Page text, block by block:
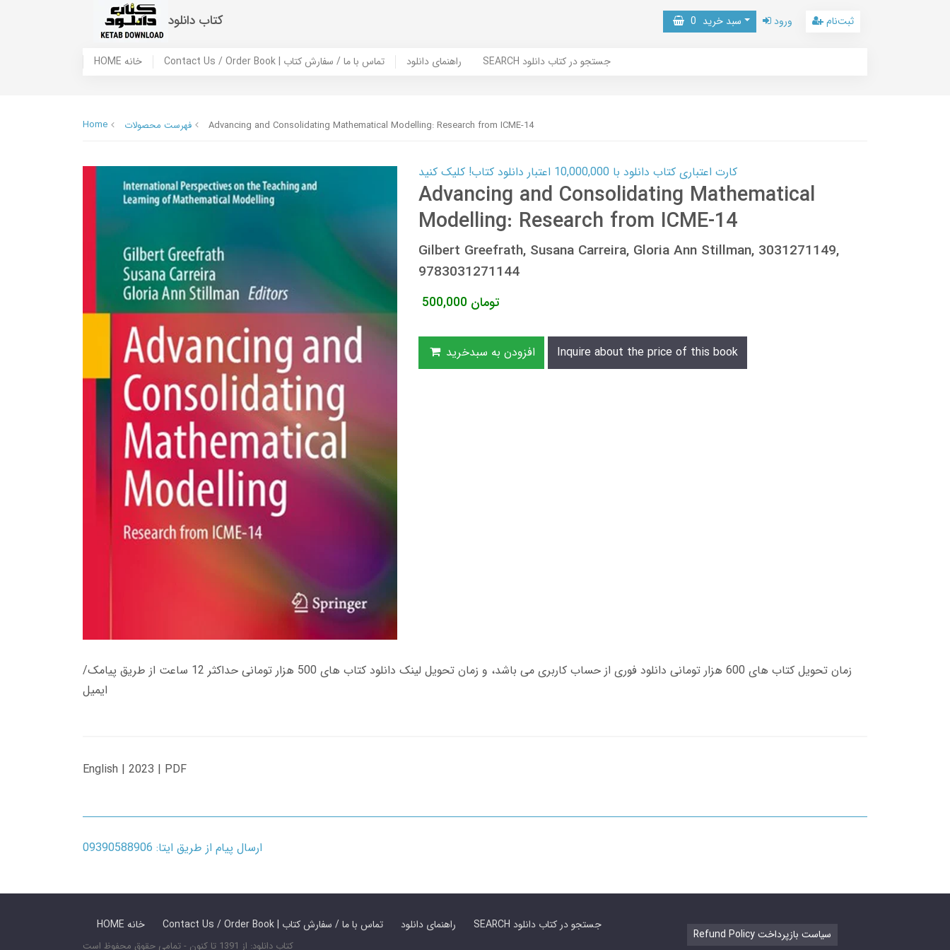
کتاب دانلود سبد خرید 0 ورود ثبت‌نام
HOME خانه Contact Us / Order Book | تماس با ما / سفارش کتاب راهنمای دانلود SEARCH جستجو در کتاب دانلود
Home فهرست محصولات Advancing and Consolidating Mathematical Modelling: Research from ICME-14
کارت اعتباری کتاب دانلود با 10,000,000 اعتبار دانلود کتاب! کلیک کنید
Advancing and Consolidating Mathematical
Modelling: Research from ICME-14
Gilbert Greefrath, Susana Carreira, Gloria Ann Stillman, 3031271149,
9783031271144
500,000 تومان
افزودن به سبدخرید Inquire about the price of this book
زمان تحویل کتاب های 600 هزار تومانی دانلود فوری از حساب کاربری می باشد، و زمان تحویل لینک دانلود کتاب های 500 هزار تومانی حداکثر 12 ساعت از طریق پیامک/
ایمیل
English | 2023 | PDF
ارسال پیام از طریق ایتا: 09390588906
HOME خانه Contact Us / Order Book | تماس با ما / سفارش کتاب راهنمای دانلود SEARCH جستجو در کتاب دانلود
کتاب دانلود: از 1391 تا کنون - تمامی حقوق محفوظ است
Refund Policy سیاست بازپرداخت